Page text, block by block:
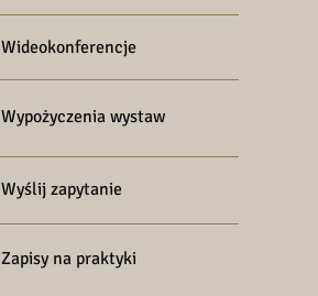
Wideokonferencje
Wypożyczenia wystaw
Wyślij zapytanie
Zapisy na praktyki